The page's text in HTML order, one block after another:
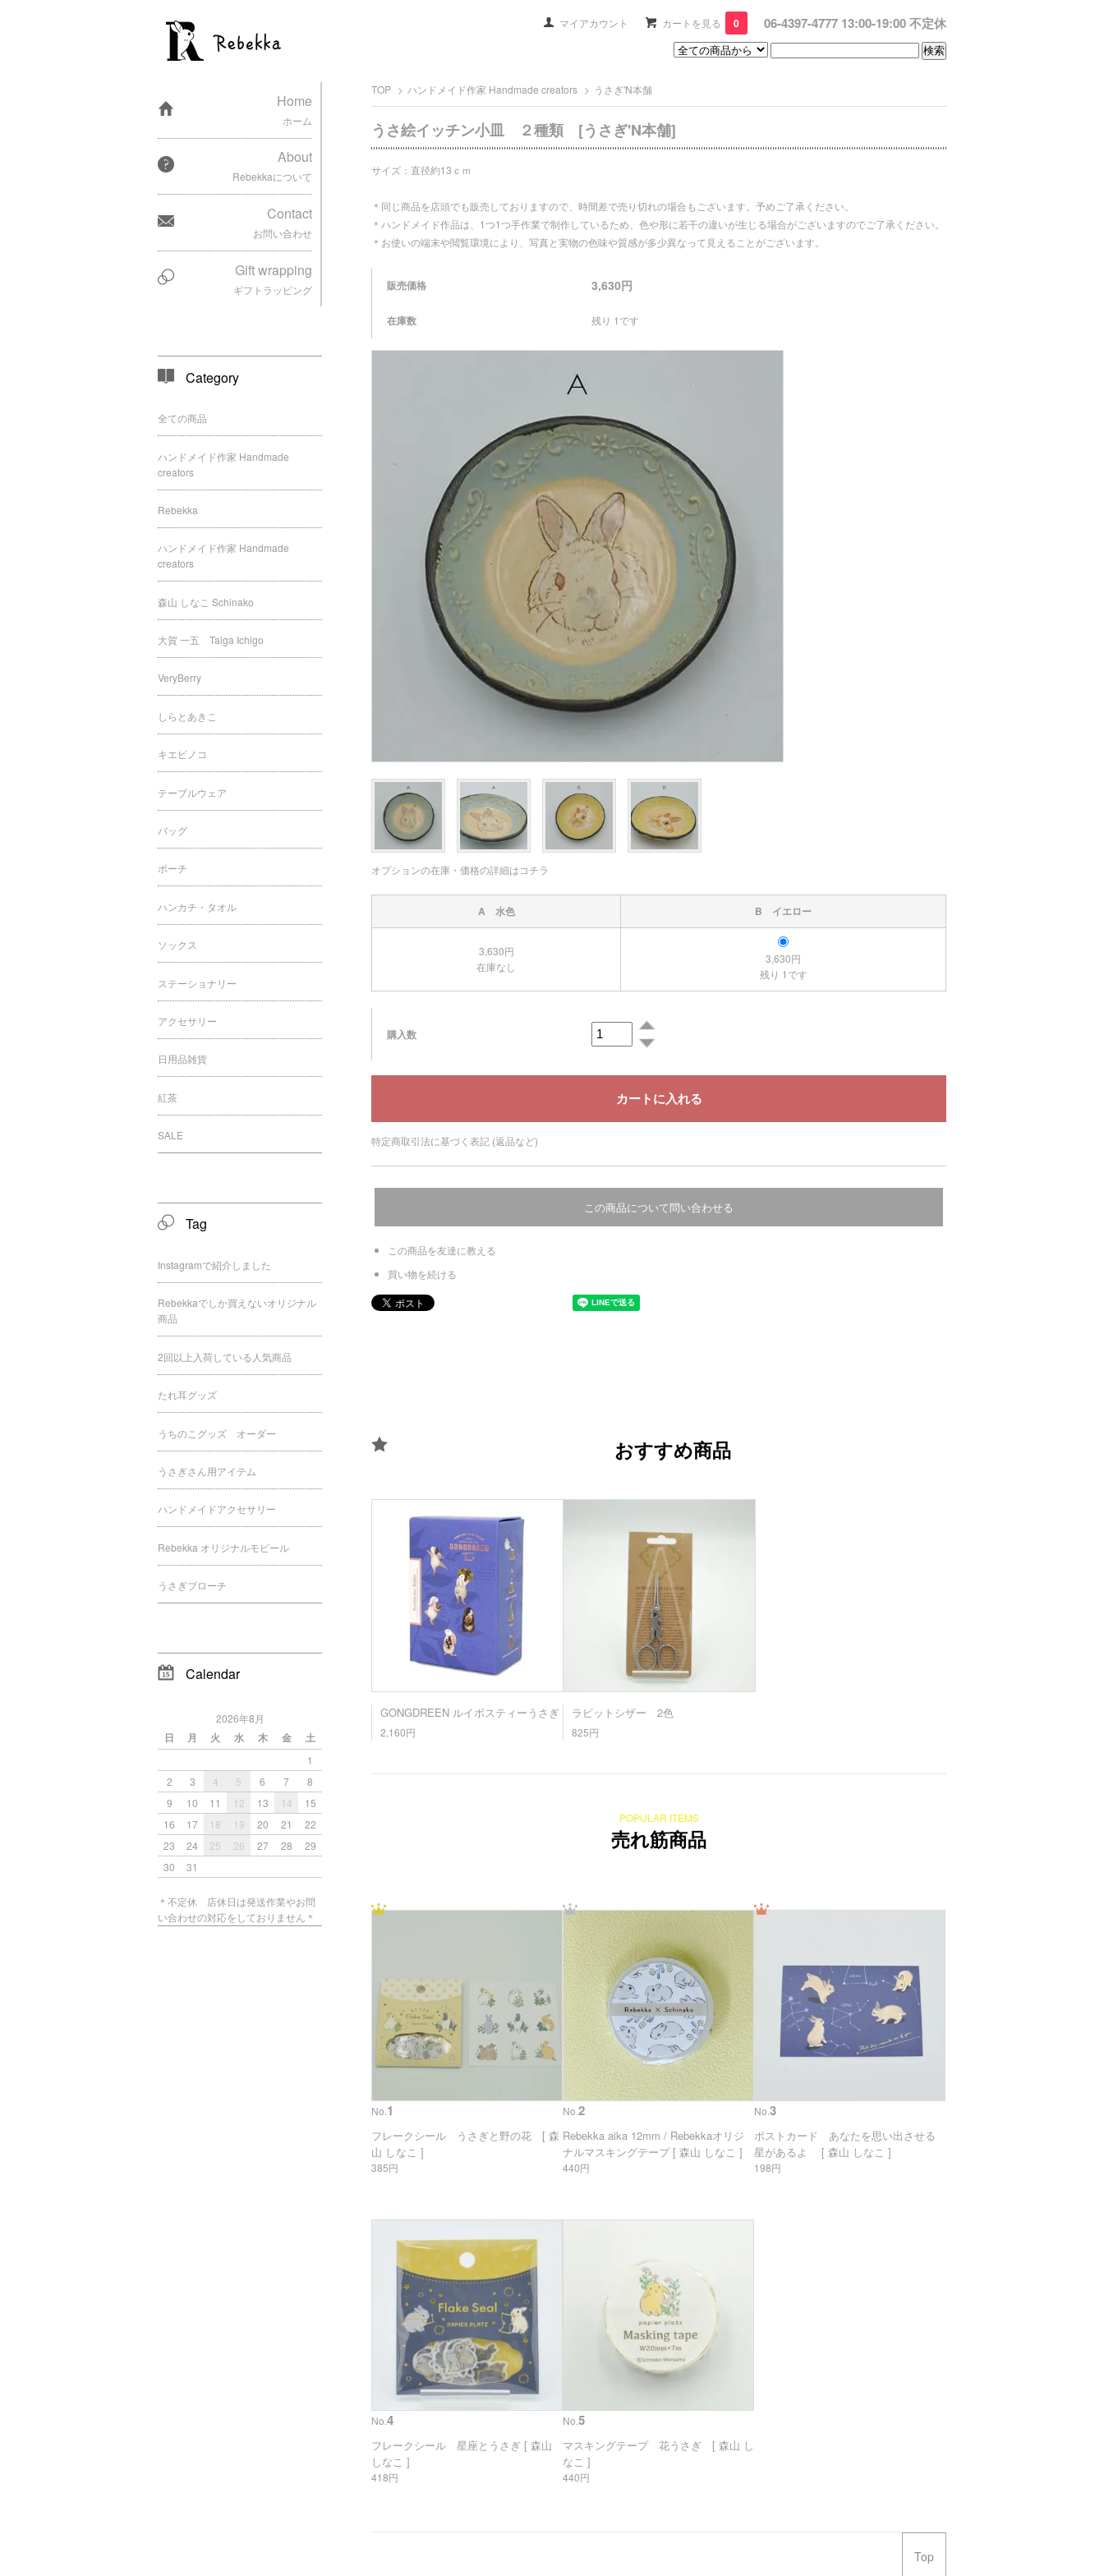
マイアカウント カートを見る 0 06-4397-4777 13:00-19:00 不定休
TOP > ハンドメイド作家 Handmade creators > うさぎ'N本舗
うさ絵イッチン小皿 ２種類 [うさぎ'N本舗]
サイズ：直径約13ｃｍ
＊同じ商品を店頭でも販売しておりますので、時間差で売り切れの場合もございます。予めご了承ください。
＊ハンドメイド作品は、1つ1つ手作業で制作しているため、色や形に若干の違いが生じる場合がございますのでご了承ください。
＊お使いの端末や閲覧環境により、写真と実物の色味や質感が多少異なって見えることがございます。
販売価格 3,630円
在庫数 残り 1です
オプションの在庫・価格の詳細はコチラ
A 水色 B イエロー
3,630円
在庫なし
3,630円
残り 1です
購入数
特定商取引法に基づく表記 (返品など)
この商品について問い合わせる
この商品を友達に教える
買い物を続ける
おすすめ商品
GONGDREEN ルイボスティーうさぎ
2,160円
ラビットシザー 2色
825円
POPULAR ITEMS
売れ筋商品
No. 1
フレークシール うさぎと野の花 [ 森
山 しなこ ]
385円
No. 2
Rebekka aika 12mm / Rebekkaオリジ
ナルマスキングテープ [ 森山 しなこ ]
440円
No. 3
ポストカード あなたを思い出させる
星があるよ [ 森山 しなこ ]
198円
No. 4
フレークシール 星座とうさぎ [ 森山
しなこ ]
418円
No. 5
マスキングテープ 花うさぎ [ 森山 し
なこ ]
440円
Home
ホーム
About
Rebekkaについて
Contact
お問い合わせ
Gift wrapping
ギフトラッピング
Category
全ての商品
ハンドメイド作家 Handmade
creators
Rebekka
ハンドメイド作家 Handmade
creators
森山 しなこ Schinako
大賀 一五 Taiga Ichigo
VeryBerry
しらとあきこ
キエピノコ
テーブルウェア
バッグ
ポーチ
ハンカチ・タオル
ソックス
ステーショナリー
アクセサリー
日用品雑貨
紅茶
SALE
Tag
Instagramで紹介しました
Rebekkaでしか買えないオリジナル
商品
2回以上入荷している人気商品
たれ耳グッズ
うちのこグッズ オーダー
うさぎさん用アイテム
ハンドメイドアクセサリー
Rebekka オリジナルモビール
うさぎブローチ
Calendar
2026年8月
日 月 火 水 木 金 土
1
2
3 4 5 6 7
8
9
10 11 12 13 14
15
16
17 18 19 20 21
22
23
24 25 26 27 28
29
30
31
＊不定休 店休日は発送作業やお問
い合わせの対応をしておりません＊
Top